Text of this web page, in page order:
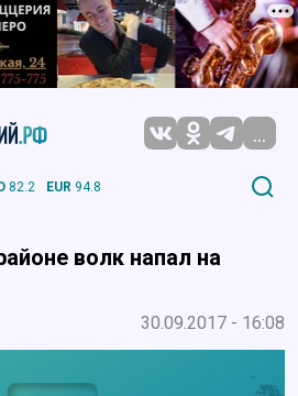
...
82.2 EUR 94.8
волк напал на
30.09.2017 - 16:08